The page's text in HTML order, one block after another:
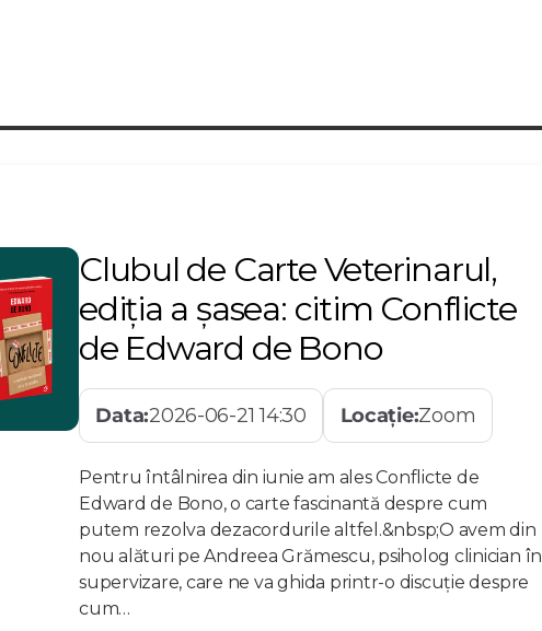
Clubul de Carte Veterinarul,
ediția a șasea: citim Conflicte
de Edward de Bono
Data:2026-06-21 14:30 Locație:Zoom
Pentru întâlnirea din iunie am ales Conflicte de
Edward de Bono, o carte fascinantă despre cum
putem rezolva dezacordurile altfel.&nbsp;O avem din
nou alături pe Andreea Grămescu, psiholog clinician în
supervizare, care ne va ghida printr-o discuție despre
cum…